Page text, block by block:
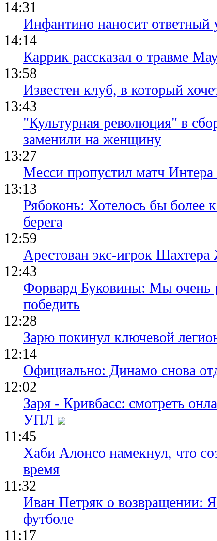
14:31
Инфантино наносит ответный
14:14
Каррик рассказал о травме
13:58
Известен клуб, в который
13:43
"Культурная революция" в
заменили на женщину
13:27
Месси пропустил матч
13:13
Рябоконь: Хотелось бы более
берега
12:59
Арестован экс-игрок
12:43
Форвард Буковины: Мы очень
победить
12:28
Зарю покинул ключевой
12:14
Официально: Динамо снова
12:02
Заря - Кривбасс: смотреть
УПЛ
11:45
Хаби Алонсо намекнул, что
время
11:32
Иван Петряк о возвращении:
футболе
11:17